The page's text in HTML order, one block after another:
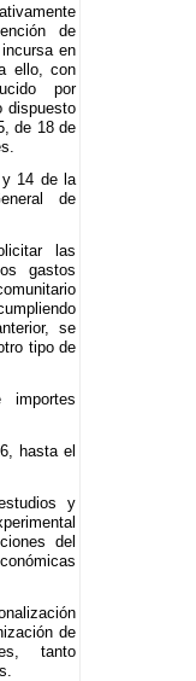
de
en
ello, con
por
dispuesto
de 18 de
y 14 de la
de
las
gastos
se
tipo de
importes
hasta el
y
del
de
tanto